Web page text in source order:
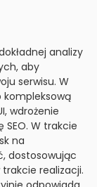
analizy
aby
serwisu. W
kompleksową
wdrożenie
W trakcie
na
dostosowując
realizacji.